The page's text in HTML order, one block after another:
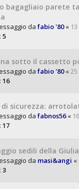
bagagliaio parete
da fabio '80«
5
sotto il cassetto
da fabio '80«25
16
sicurezza:
da fabnos56«
17
sedili della Giulia
da masi&angi «
3